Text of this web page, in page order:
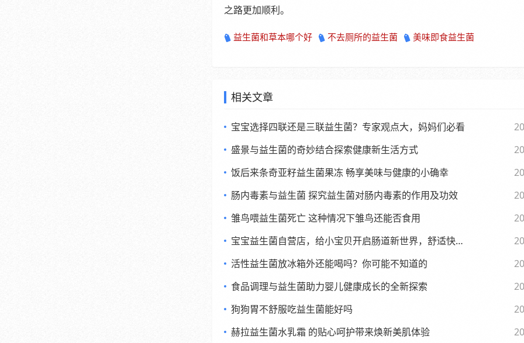
之路更加顺利。
益生菌和草本哪个好 不去厕所的益生菌 美味即食益生菌
相关文章
宝宝选择四联还是三联益生菌？专家观点大，妈妈们必看
盛景与益生菌的奇妙结合探索健康新生活方式
饭后来条奇亚籽益生菌果冻 畅享美味与健康的小确幸
肠内毒素与益生菌 探究益生菌对肠内毒素的作用及功效
雏鸟喂益生菌死亡 这种情况下雏鸟还能否食用
宝宝益生菌自营店，给小宝贝开启肠道新世界，舒适快乐每一天
活性益生菌放冰箱外还能喝吗？你可能不知道的
食品调理与益生菌助力婴儿健康成长的全新探索
狗狗胃不舒服吃益生菌能好吗
赫拉益生菌水乳霜 的贴心呵护带来焕新美肌体验